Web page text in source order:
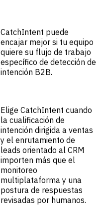
CatchIntent puede
encajar mejor si tu equipo
quiere su flujo de trabajo
específico de detección de
intención B2B.
Elige CatchIntent cuando
la cualificación de
intención dirigida a ventas
y el enrutamiento de
leads orientado al CRM
importen más que el
monitoreo
multiplataforma y una
postura de respuestas
revisadas por humanos.